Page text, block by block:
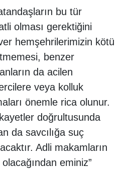
bu tür
olması gerektiğini
hemşehrilerimizin kötü
benzer
da acilen
veya kolluk
önemle rica olunur.
doğrultusunda
da savcılığa suç
Adli makamların
eminiz”